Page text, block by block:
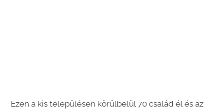
Ezen a kis településen körülbelül 70 család él és az